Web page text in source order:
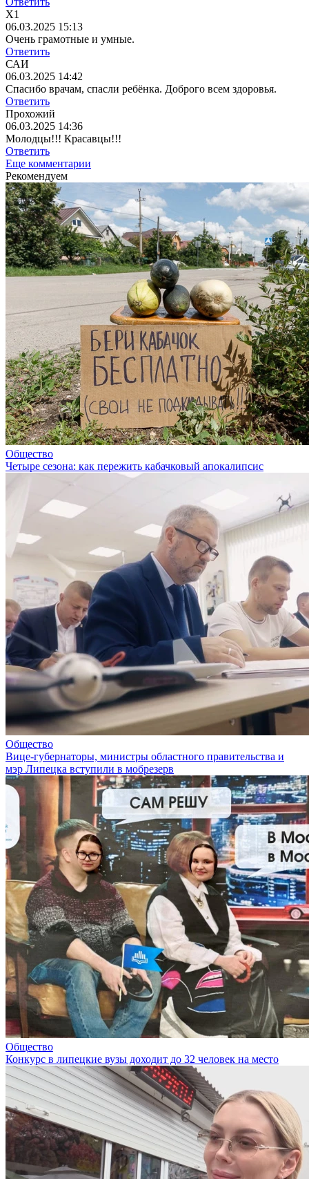
Х1
06.03.2025 15:13
Очень грамотные и умные.
Ответить
САИ
06.03.2025 14:42
Спасибо врачам, спасли ребёнка. Доброго всем здоровья.
Ответить
Прохожий
06.03.2025 14:36
Молодцы!!! Красавцы!!!
Ответить
Еще комментарии
Рекомендуем
Общество
Четыре сезона: как пережить кабачковый апокалипсис
Общество
Вице-губернаторы, министры областного правительства и
мэр Липецка вступили в мобрезерв
Общество
Конкурс в липецкие вузы доходит до 32 человек на место